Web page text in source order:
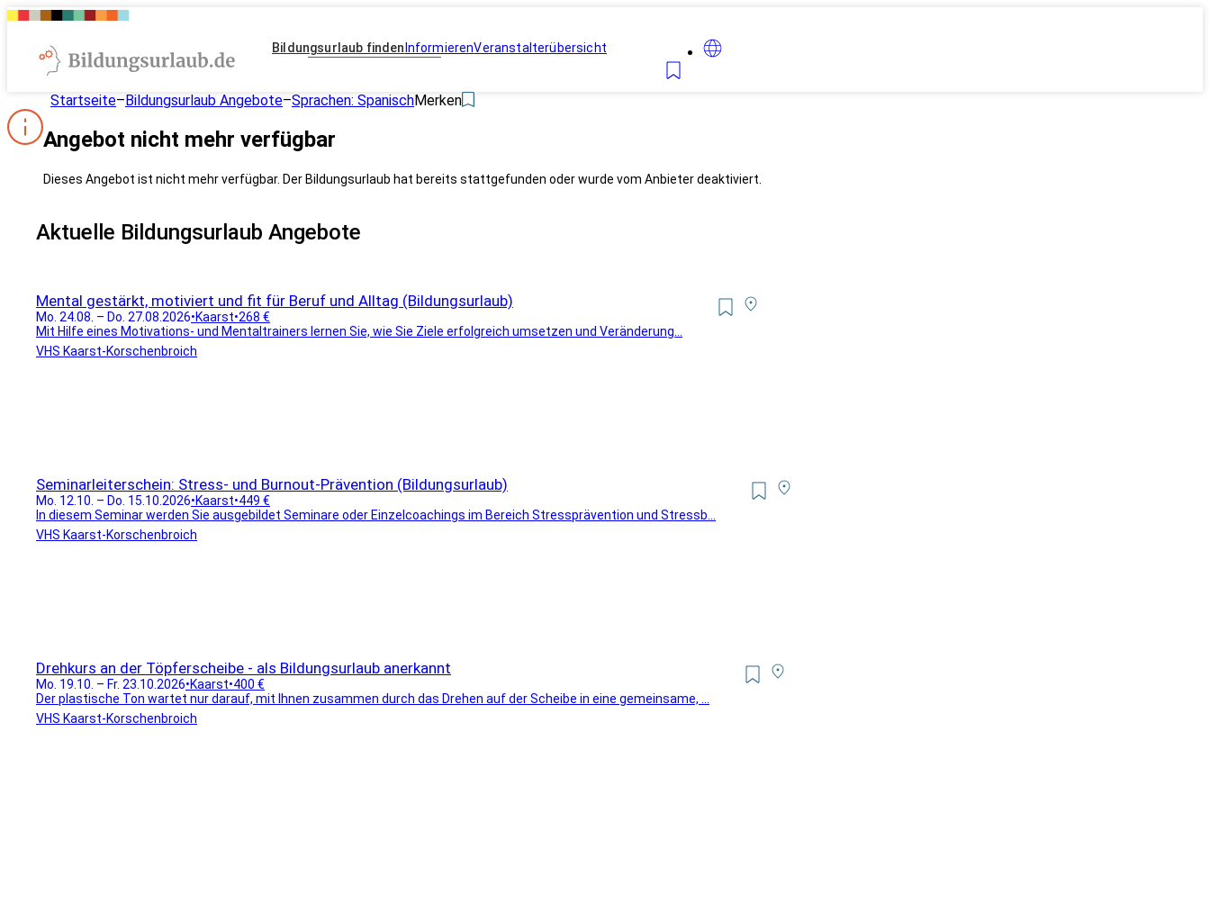
Bildungsurlaub finden InformierenVeranstalterübersicht
Startseite–Bildungsurlaub Angebote–Sprachen: SpanischMerken
Angebot nicht mehr verfügbar
Dieses Angebot ist nicht mehr verfügbar. Der Bildungsurlaub hat bereits stattgefunden oder wurde vom Anbieter deaktiviert.
Aktuelle Bildungsurlaub Angebote
Mental gestärkt, motiviert und fit für Beruf und Alltag (Bildungsurlaub)
Mo. 24.08. – Do. 27.08.2026•Kaarst•268 €
Mit Hilfe eines Motivations- und Mentaltrainers lernen Sie, wie Sie Ziele erfolgreich umsetzen und Veränderung...
VHS Kaarst-Korschenbroich
Seminarleiterschein: Stress- und Burnout-Prävention (Bildungsurlaub)
Mo. 12.10. – Do. 15.10.2026•Kaarst•449 €
In diesem Seminar werden Sie ausgebildet Seminare oder Einzelcoachings im Bereich Stressprävention und Stressb...
VHS Kaarst-Korschenbroich
Drehkurs an der Töpferscheibe - als Bildungsurlaub anerkannt
Mo. 19.10. – Fr. 23.10.2026•Kaarst•400 €
Der plastische Ton wartet nur darauf, mit Ihnen zusammen durch das Drehen auf der Scheibe in eine gemeinsame, ...
VHS Kaarst-Korschenbroich